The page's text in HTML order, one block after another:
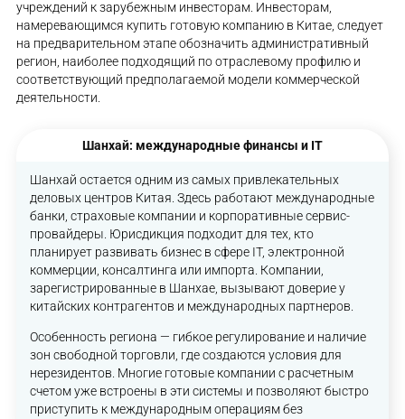
учреждений к зарубежным инвесторам. Инвесторам,
намеревающимся купить готовую компанию в Китае, следует
на предварительном этапе обозначить административный
регион, наиболее подходящий по отраслевому профилю и
соответствующий предполагаемой модели коммерческой
деятельности.
Шанхай: международные финансы и IT
Шанхай остается одним из самых привлекательных
деловых центров Китая. Здесь работают международные
банки, страховые компании и корпоративные сервис-
провайдеры. Юрисдикция подходит для тех, кто
планирует развивать бизнес в сфере IT, электронной
коммерции, консалтинга или импорта. Компании,
зарегистрированные в Шанхае, вызывают доверие у
китайских контрагентов и международных партнеров.
Особенность региона — гибкое регулирование и наличие
зон свободной торговли, где создаются условия для
нерезидентов. Многие готовые компании с расчетным
счетом уже встроены в эти системы и позволяют быстро
приступить к международным операциям без